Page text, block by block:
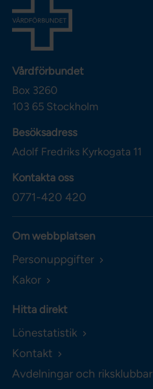
Vårdförbundet
Box 3260
103 65 Stockholm
Besöksadress
Adolf Fredriks Kyrkogata 11
Kontakta oss
0771-420 420
Om webbplatsen
Personuppgifter
Kakor
Hitta direkt
Lönestatistik
Kontakt
Avdelningar och riksklubbar